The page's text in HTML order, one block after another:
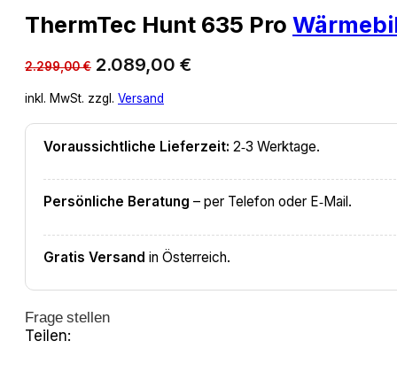
ThermTec Hunt 635 Pro
2.299,00€ Ursprünglicher
war:
2.089,00 €
inkl. MwSt. zzgl. Versand
Voraussichtliche Lieferzeit: 2‑3 Werktage.
Persönliche Beratung – per Telefon oder E‑Mail.
Gratis Versand in Österreich.
Frage stellen
Teilen: